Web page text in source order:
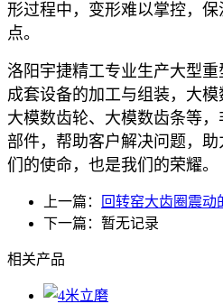
形过程中，变形难以掌控，
点。
洛阳宇捷精工专业生产大型
成套设备的加工与组装，大模
大模数齿轮、大模数齿条等
部件，帮助客户解决问题，
们的使命，也是我们的荣耀。
上一篇：
回转窑大齿圈震动
下一篇：暂无记录
相关产品